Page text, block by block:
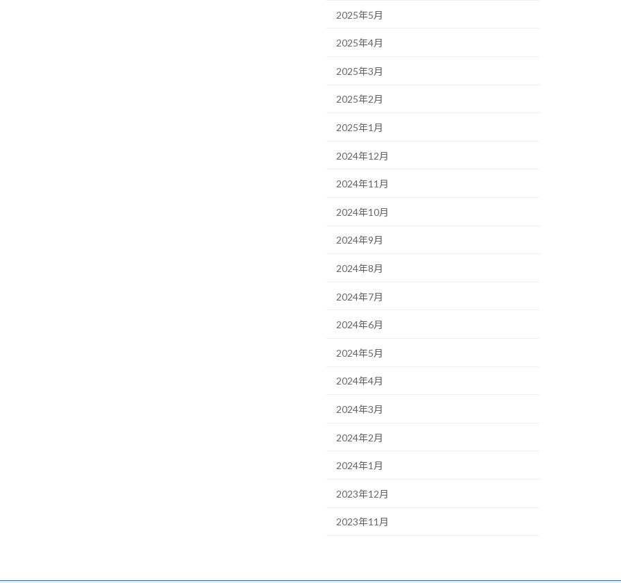
2025年5月
2025年4月
2025年3月
2025年2月
2025年1月
2024年12月
2024年11月
2024年10月
2024年9月
2024年8月
2024年7月
2024年6月
2024年5月
2024年4月
2024年3月
2024年2月
2024年1月
2023年12月
2023年11月